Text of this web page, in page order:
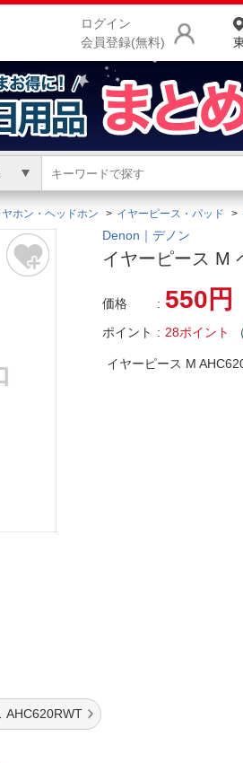
ログイン
会員登録(無料)
商品
ラン
お客
ヤホン・ヘッドホン イヤーピース・パッド
Denon｜デノン
イヤーピース M
価格 550円
ポイント
28ポイント
イヤーピース M
AHC620RWT